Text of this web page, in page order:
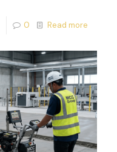
0 Read more